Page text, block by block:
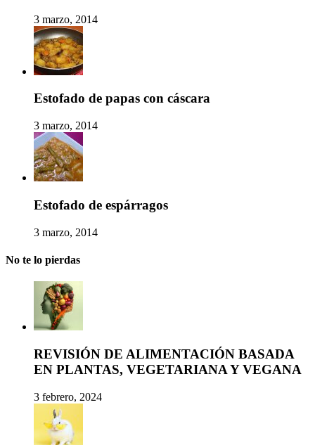
3 marzo, 2014
Estofado de papas con cáscara
3 marzo, 2014
Estofado de espárragos
3 marzo, 2014
No te lo pierdas
REVISIÓN DE ALIMENTACIÓN BASADA
EN PLANTAS, VEGETARIANA Y VEGANA
3 febrero, 2024